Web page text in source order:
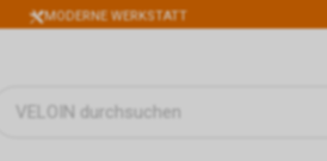
MODERNE WERKSTATT